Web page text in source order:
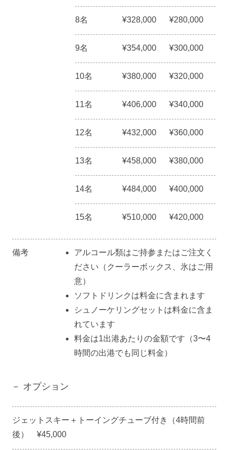
8名 ¥328,000 ¥280,000
9名 ¥354,000 ¥300,000
10名 ¥380,000 ¥320,000
11名 ¥406,000 ¥340,000
12名 ¥432,000 ¥360,000
13名 ¥458,000 ¥380,000
14名 ¥484,000 ¥400,000
15名 ¥510,000 ¥420,000
備考
アルコール類はご持参またはご注文く
ださい（クーラーボックス、氷はご用
意）
ソフトドリンクは料金に含まれます
シュノーケリングセットは料金に含ま
れています
料金は1出港あたりの金額です（3〜4
時間の出港でも同じ料金）
－ オプション
ジェットスキー＋トーイングチューブ付き（4時間前
後） ¥45,000